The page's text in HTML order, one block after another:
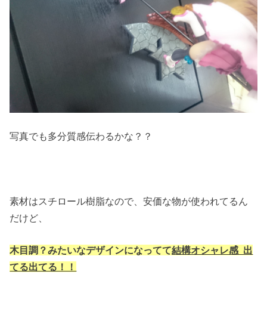
写真でも多分質感伝わるかな？？
素材はスチロール樹脂なので、安価な物が使われてるん
だけど、
木目調？みたいなデザインになってて結構オシャレ感 出
てる出てる！！